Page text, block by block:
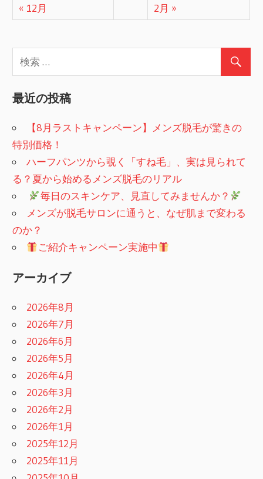
ン
« 12月 2月 »
最近の投稿
【8月ラストキャンペーン】メンズ脱毛が驚きの
特別価格！
ハーフパンツから覗く「すね毛」、実は見られて
る？夏から始めるメンズ脱毛のリアル
毎日のスキンケア、見直してみませんか？
メンズが脱毛サロンに通うと、なぜ肌まで変わる
のか？
ご紹介キャンペーン実施中
アーカイブ
2026年8月
2026年7月
2026年6月
2026年5月
2026年4月
2026年3月
2026年2月
2026年1月
2025年12月
2025年11月